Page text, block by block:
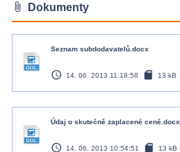
attach_file Dokumenty
Seznam subdodavatelů.docx
access_time 14. 06. 2013 11:18:58 sd_card 13 kB
Údaj o skutečně zaplacené ceně.docx
access_time 14. 06. 2013 10:54:51 sd_card 13 kB